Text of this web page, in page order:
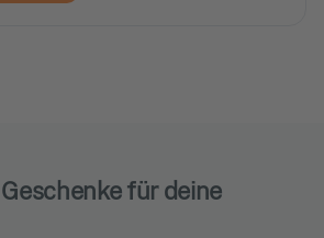
für deine